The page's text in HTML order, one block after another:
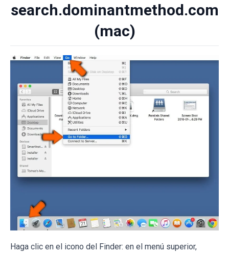
search.dominantmethod.com
(mac)
Haga clic en el icono del Finder: en el menú superior,